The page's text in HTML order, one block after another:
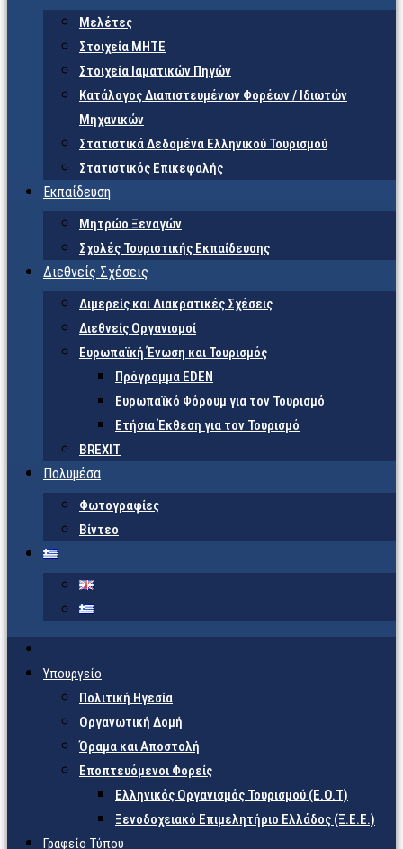
Μελέτες
Στοιχεία ΜΗΤΕ
Στοιχεία Ιαματικών Πηγών
Κατάλογος Διαπιστευμένων Φορέων / Ιδιωτών
Μηχανικών
Στατιστικά Δεδομένα Ελληνικού Τουρισμού
Στατιστικός Επικεφαλής
Εκπαίδευση
Μητρώο Ξεναγών
Σχολές Τουριστικής Εκπαίδευσης
Διεθνείς Σχέσεις
Διμερείς και Διακρατικές Σχέσεις
Διεθνείς Οργανισμοί
Ευρωπαϊκή Ένωση και Τουρισμός
Πρόγραμμα EDEN
Ευρωπαϊκό Φόρουμ για τον Τουρισμό
Ετήσια Έκθεση για τον Τουρισμό
BREXIT
Πολυμέσα
Φωτογραφίες
Βίντεο
Υπουργείο
Πολιτική Ηγεσία
Οργανωτική Δομή
Όραμα και Αποστολή
Εποπτευόμενοι Φορείς
Eλληνικός Οργανισμός Τουρισμού (Ε.Ο.Τ)
Ξενοδοχειακό Επιμελητήριο Ελλάδος (Ξ.Ε.Ε.)
Γραφείο Τύπου